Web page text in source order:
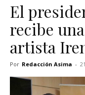
El
recibe
artista
Por Redacción Asima -